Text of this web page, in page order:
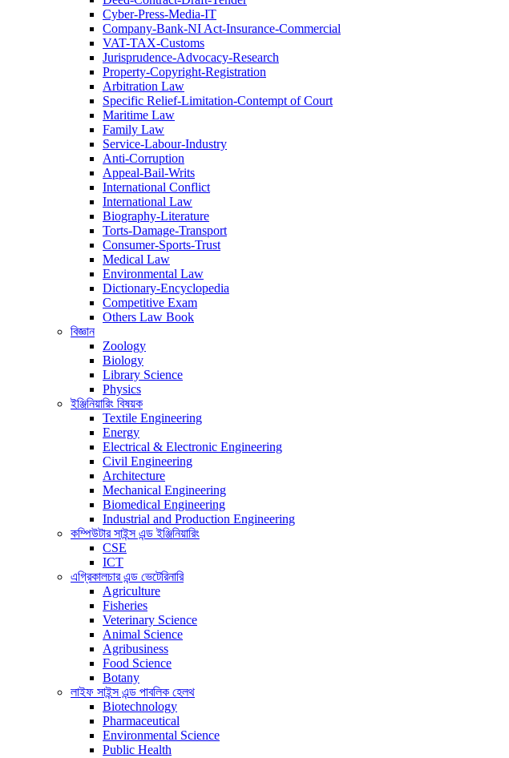
Cyber-Press-Media-IT
Company-Bank-NI Act-Insurance-Commercial
VAT-TAX-Customs
Jurisprudence-Advocacy-Research
Property-Copyright-Registration
Arbitration Law
Specific Relief-Limitation-Contempt of Court
Maritime Law
Family Law
Service-Labour-Industry
Anti-Corruption
Appeal-Bail-Writs
International Conflict
International Law
Biography-Literature
Torts-Damage-Transport
Consumer-Sports-Trust
Medical Law
Environmental Law
Dictionary-Encyclopedia
Competitive Exam
Others Law Book
বিজ্ঞান
Zoology
Biology
Library Science
Physics
ইঞ্জিনিয়ারিং বিষয়ক
Textile Engineering
Energy
Electrical & Electronic Engineering
Civil Engineering
Architecture
Mechanical Engineering
Biomedical Engineering
Industrial and Production Engineering
কম্পিউটার সাইন্স এন্ড ইঞ্জিনিয়ারিং
CSE
ICT
এগ্রিকালচার এন্ড ভেটেরিনারি
Agriculture
Fisheries
Veterinary Science
Animal Science
Agribusiness
Food Science
Botany
লাইফ সাইন্স এন্ড পাবলিক হেলথ
Biotechnology
Pharmaceutical
Environmental Science
Public Health